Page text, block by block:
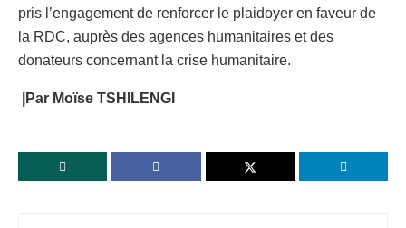
pris l’engagement de renforcer le plaidoyer en faveur de
la RDC, auprès des agences humanitaires et des
donateurs concernant la crise humanitaire.
|Par Moïse TSHILENGI